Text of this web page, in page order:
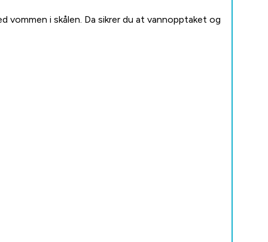
i skålen. Da sikrer du at vannopptaket og